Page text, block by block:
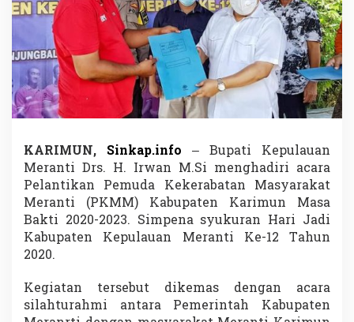
b
u
p
a
t
e
n
e
a
n
t
K
e
-
B
u
KARIMUN, Sinkap.info – Bupati Kepulauan
Meranti Drs. H. Irwan M.Si menghadiri acara
Pelantikan Pemuda Kekerabatan Masyarakat
Meranti (PKMM) Kabupaten Karimun Masa
Bakti 2020-2023. Simpena syukuran Hari Jadi
Kabupaten Kepulauan Meranti Ke-12 Tahun
2020.
Kegiatan tersebut dikemas dengan acara
silahturahmi antara Pemerintah Kabupaten